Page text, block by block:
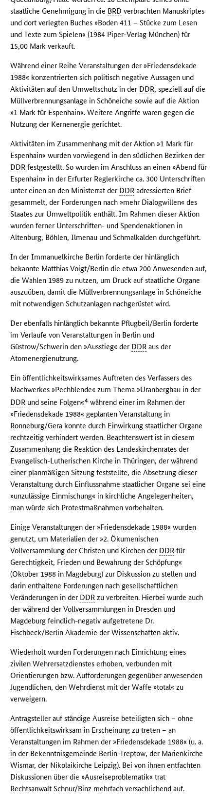
staatliche Genehmigung in die BRD verbrachten Manuskriptes
und dort verlegten Buches »Boden 411 – Stücke zum Lesen
und Texte zum Spielen« (1984 Piper-Verlag München) für
15,00 Mark verkauft.
Während einer Reihe Veranstaltungen der »Friedensdekade
1988« konzentrierten sich politisch negative Aussagen und
Aktivitäten auf den Umweltschutz in der DDR, speziell auf die
Müllverbrennungsanlage in Schöneiche sowie auf die Aktion
»1 Mark für Espenhain«. Weitere Angriffe waren gegen die
Nutzung der Kernenergie gerichtet.
Aktivitäten im Zusammenhang mit der Aktion »1 Mark für
Espenhain« wurden vorwiegend in den südlichen Bezirken der
DDR festgestellt. So wurden im Anschluss an einen »Abend für
Espenhain« in der Erfurter Reglerkirche ca. 300 Unterschriften
unter einen an den Ministerrat der DDR adressierten Brief
gesammelt, der Forderungen nach »mehr Dialogwillen« des
Staates zur Umweltpolitik enthält. Im Rahmen dieser Aktion
wurden ferner Unterschriften- und Spendenaktionen in
Altenburg, Böhlen, Ilmenau und Schmalkalden durchgeführt.
In der Immanuelkirche Berlin forderte der hinlänglich
bekannte Matthias Voigt/Berlin die etwa 200 Anwesenden auf,
die Wahlen 1989 zu nutzen, um Druck auf staatliche Organe
auszuüben, damit die Müllverbrennungsanlage in Schöneiche
mit notwendigen Schutzanlagen nachgerüstet wird.
Der ebenfalls hinlänglich bekannte Pflugbeil/Berlin forderte
im Verlaufe von Veranstaltungen in Berlin und
Güstrow/Schwerin den »Ausstieg« der DDR aus der
Atomenergienutzung.
Ein öffentlichkeitswirksames Auftreten des Verfassers des
Machwerkes »Pechblende« zum Thema »Uranbergbau in der
DDR und seine Folgen«4 während einer im Rahmen der
»Friedensdekade 1988« geplanten Veranstaltung in
Ronneburg/Gera konnte durch Einwirkung staatlicher Organe
rechtzeitig verhindert werden. Beachtenswert ist in diesem
Zusammenhang die Reaktion des Landeskirchenrates der
Evangelisch-Lutherischen Kirche in Thüringen, der während
einer planmäßigen Sitzung feststellte, die Absetzung dieser
Veranstaltung durch Einflussnahme staatlicher Organe sei eine
»unzulässige Einmischung« in kirchliche Angelegenheiten,
man würde sich Protestmaßnahmen vorbehalten.
Einige Veranstaltungen der »Friedensdekade 1988« wurden
genutzt, um Materialien der »2. Ökumenischen
Vollversammlung der Christen und Kirchen der DDR für
Gerechtigkeit, Frieden und Bewahrung der Schöpfung«
(Oktober 1988 in Magdeburg) zur Diskussion zu stellen und
darin enthaltene Forderungen nach gesellschaftlichen
Veränderungen in der DDR zu verbreiten. Hierbei wurde auch
der während der Vollversammlungen in Dresden und
Magdeburg feindlich-negativ aufgetretene Dr.
Fischbeck/Berlin Akademie der Wissenschaften aktiv.
Wiederholt wurden Forderungen nach Einrichtung eines
zivilen Wehrersatzdienstes erhoben, verbunden mit
Orientierungen bzw. Aufforderungen gegenüber anwesenden
Jugendlichen, den Wehrdienst mit der Waffe »total« zu
verweigern.
Antragsteller auf ständige Ausreise beteiligten sich – ohne
öffentlichkeitswirksam in Erscheinung zu treten – an
Veranstaltungen im Rahmen der »Friedensdekade 1988« (u. a.
in der Bekenntnisgemeinde Berlin-Treptow, der Marienkirche
Wismar, der Nikolaikirche Leipzig). Bei von ihnen entfachten
Diskussionen über die »Ausreiseproblematik« trat
Rechtsanwalt Schnur/Binz mehrfach versachlichend auf.